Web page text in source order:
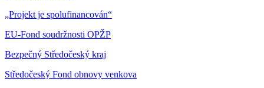
„Projekt je spolufinancován“
EU-Fond soudržnosti OPŽP
Bezpečný Středočeský kraj
Středočeský Fond obnovy venkova